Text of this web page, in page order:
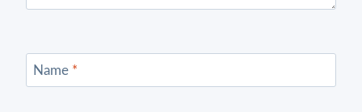
Name *